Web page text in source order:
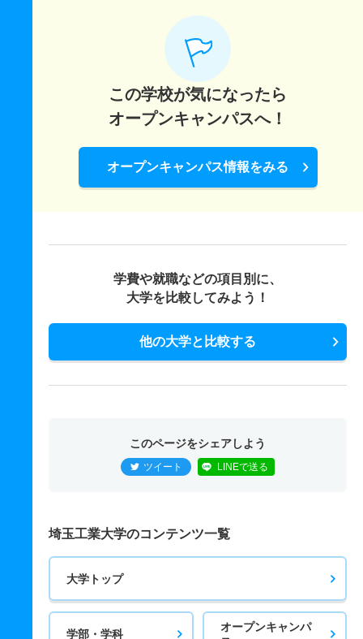
この学校が気になったら
オープンキャンパスへ！
オープンキャンパス情報をみる
学費や就職などの項目別に、
大学を比較してみよう！
他の大学と比較する
このページをシェアしよう
ツイート LINEで送る
埼玉工業大学のコンテンツ一覧
大学トップ
学部・学科
オープンキャンパ